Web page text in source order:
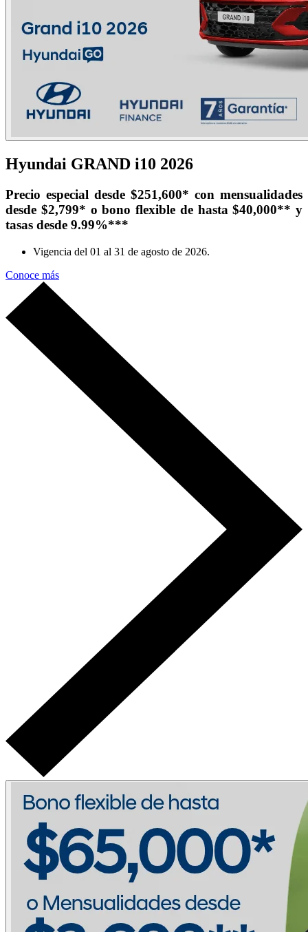
Hyundai GRAND i10 2026
Precio especial desde $251,600* con mensualidades
desde $2,799* o bono flexible de hasta $40,000** y
tasas desde 9.99%***
Vigencia del 01 al 31 de agosto de 2026.
Conoce más